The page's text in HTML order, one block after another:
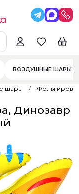
ВОЗДУШНЫЕ ШАРЫ
шары
Динозавр